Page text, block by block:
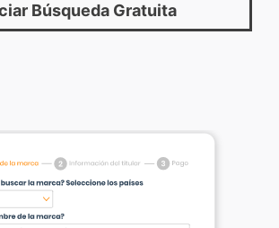
Búsqueda Gratuita